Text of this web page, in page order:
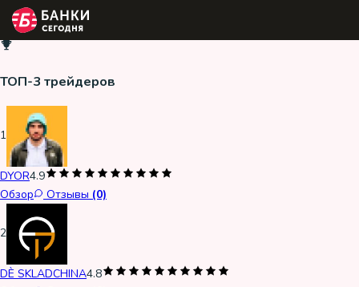
ТОП-3 трейдеров
1
DYOR4.9
Обзор
Отзывы (0)
2
DÈ SKLADCHINA4.8